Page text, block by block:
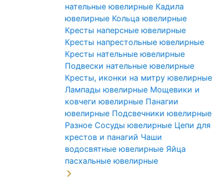
нательные ювелирные Кадила
ювелирные Кольца ювелирные
Кресты наперсные ювелирные
Кресты напрестольные ювелирные
Кресты нательные ювелирные
Подвески нательные ювелирные
Кресты, иконки на митру ювелирные
Лампады ювелирные Мощевики и
ковчеги ювелирные Панагии
ювелирные Подсвечники ювелирные
Разное Сосуды ювелирные Цепи для
крестов и панагий Чаши
водосвятные ювелирные Яйца
пасхальные ювелирные